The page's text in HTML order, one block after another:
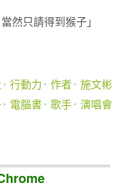
然只請得到猴子」
行動力 作者 施文彬
電腦書 歌手 演唱會